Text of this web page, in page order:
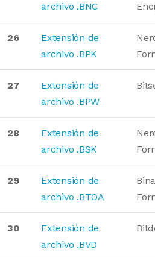
archivo .BNC
26
Extensión de
archivo .BPK
27
Extensión de
archivo .BPW
28
Extensión de
archivo .BSK
29
Extensión de
archivo .BTOA
30
Extensión de
archivo .BVD